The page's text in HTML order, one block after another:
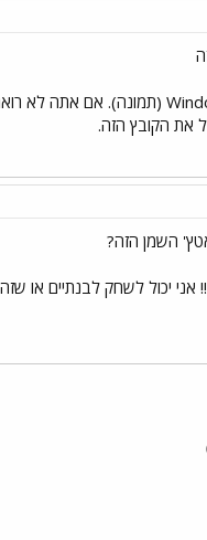
השמן הזה?